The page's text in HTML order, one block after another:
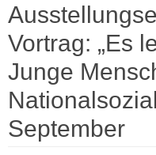
Vortrag: „Es
Junge
September